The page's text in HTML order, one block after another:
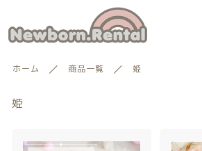
ホーム 商品一覧 姫
姫
カテゴリー